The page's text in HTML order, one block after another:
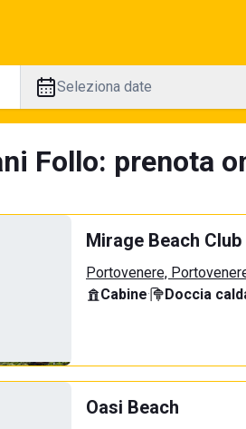
Seleziona date
Follo: prenota
Mirage Beach
Portovenere,
Cabine· Doccia
Oasi Beach